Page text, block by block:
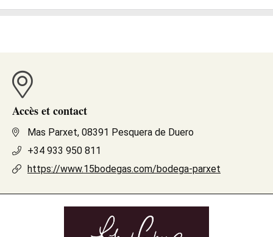
Accès et contact
Mas Parxet, 08391 Pesquera de Duero
+34 933 950 811
https://www.15bodegas.com/bodega-parxet